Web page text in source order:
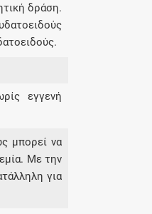
δράση.
εγγενή
μπορεί να
Με την
για